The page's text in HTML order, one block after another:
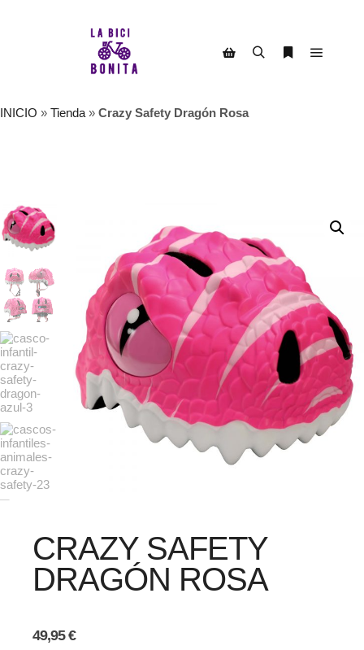
INICIO » Tienda » Crazy Safety Dragón Rosa
CRAZY SAFETY
DRAGÓN ROSA
49,95€